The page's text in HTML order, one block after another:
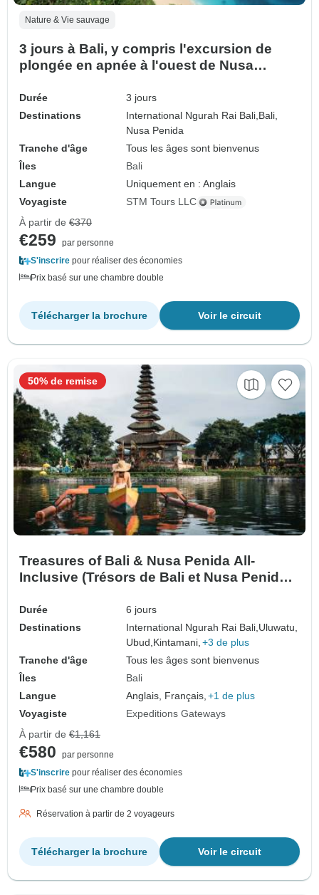
Nature & Vie sauvage
3 jours à Bali, y compris l'excursion de
plongée en apnée à l'ouest de Nusa
Durée
3 jours
Destinations
International Ngurah Rai Bali,Bali,
Nusa Penida
Tranche d'âge
Tous les âges sont bienvenus
Îles
Bali
Langue
Uniquement en : Anglais
Voyagiste
STM Tours LLC
À partir de €370
€259
par personne
S'inscrire pour réaliser des économies
Prix basé sur une chambre double
Voir le circuit
Télécharger la brochure
Treasures of Bali & Nusa Penida All-
Inclusive (Trésors de Bali et Nusa Penida
Durée
6 jours
Destinations
International Ngurah Rai Bali, Uluwatu,
Ubud, Kintamani, +3 de plus
Tranche d'âge
Tous les âges sont bienvenus
Îles
Bali
Langue
Anglais, Français, +1 de plus
Voyagiste
Expeditions Gateways
50% de remise
À partir de €1,161
€580
par personne
S'inscrire pour réaliser des économies
Prix basé sur une chambre double
Réservation à partir de 2 voyageurs
Voir le circuit
Télécharger la brochure